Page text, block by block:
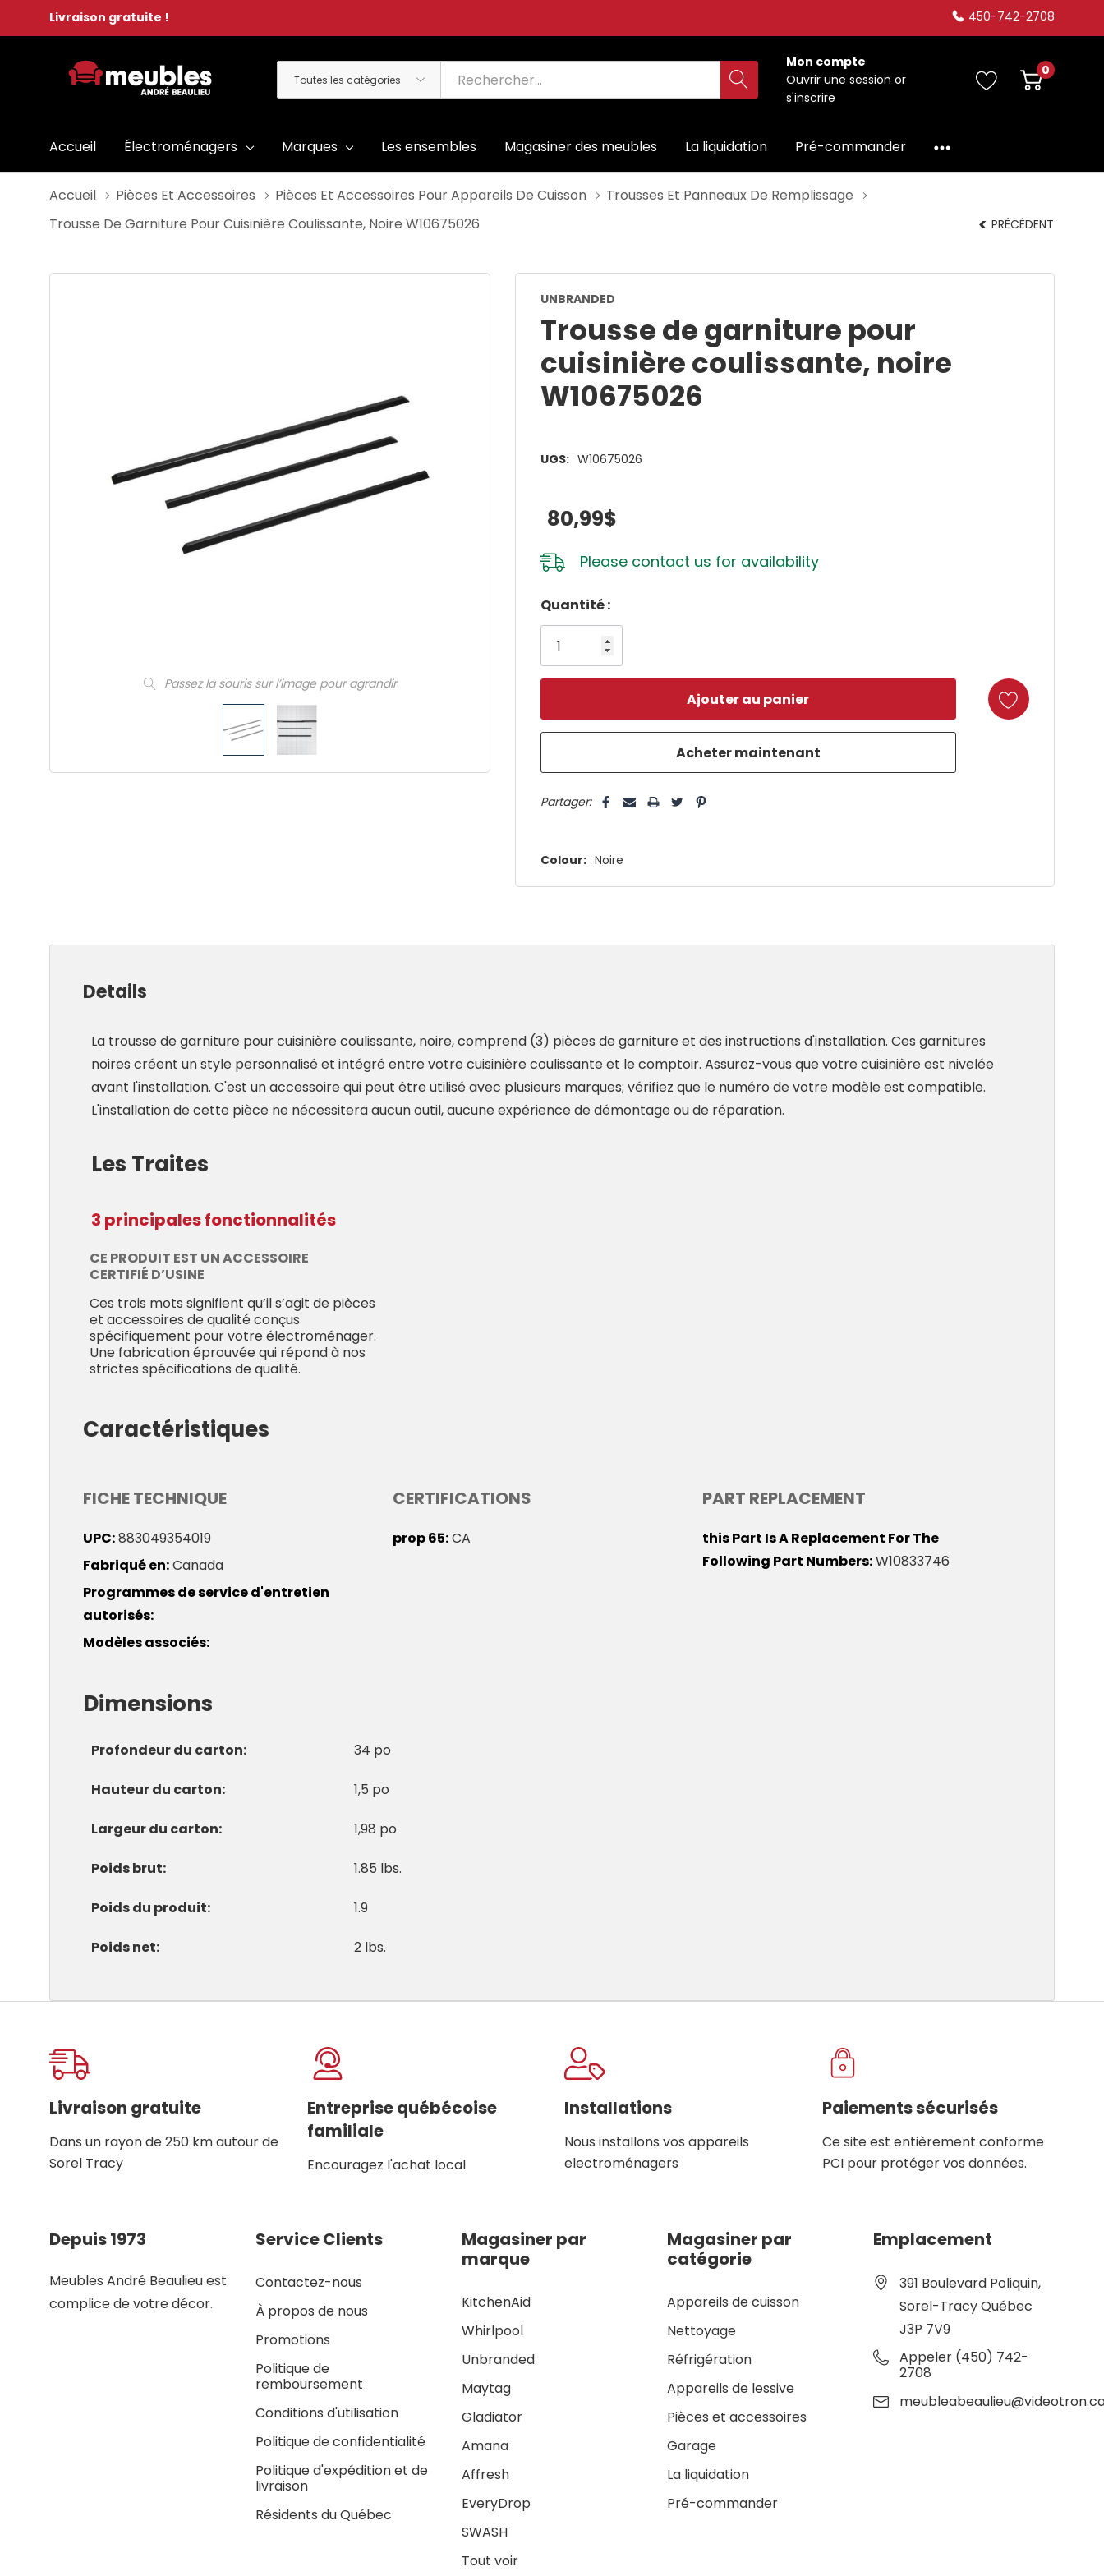
Livraison gratuite ! 450-742-2708
Toutes
les
Rechercher
Mon compte
Ouvrir une session or
s'inscrire
0
Accueil Électroménagers Marques Les ensembles Magasiner des meubles La liquidation Pré-commander
Accueil Pièces Et Accessoires Pièces Et Accessoires Pour Appareils De Cuisson
Trousses Et Panneaux De Remplissage
Trousse De Garniture Pour Cuisinière Coulissante, Noire W10675026
Passez la souris sur l’image pour agrandir
PRÉCÉDENT
UNBRANDED
Trousse de garniture pour
cuisinière coulissante, noire
W10675026
UGS: W10675026
80,99$
Please contact us for availability
Dépêchez-
vous!
plus
Quantité :
Partager:
Colour: Noire
Details
La trousse de garniture pour cuisinière coulissante, noire, comprend (3) pièces de garniture et des instructions d'installation. Ces garnitures
noires créent un style personnalisé et intégré entre votre cuisinière coulissante et le comptoir. Assurez-vous que votre cuisinière est nivelée
avant l'installation. C'est un accessoire qui peut être utilisé avec plusieurs marques; vérifiez que le numéro de votre modèle est compatible.
L'installation de cette pièce ne nécessitera aucun outil, aucune expérience de démontage ou de réparation.
Les Traites
3 principales fonctionnalités
CE PRODUIT EST UN ACCESSOIRE
CERTIFIÉ D’USINE
Ces trois mots signifient qu’il s’agit de pièces
et accessoires de qualité conçus
spécifiquement pour votre électroménager.
Une fabrication éprouvée qui répond à nos
strictes spécifications de qualité.
Caractéristiques
FICHE TECHNIQUE
UPC 883049354019
Fabriqué en Canada
Programmes de service d'entretien
autorisés
Modèles associés
CERTIFICATIONS
prop 65 CA
PART REPLACEMENT
this Part Is A Replacement For The
Following Part Numbers W10833746
Dimensions
Profondeur du carton 34 po
Hauteur du carton 1,5 po
Largeur du carton 1,98 po
Poids brut 1.85 lbs.
Poids du produit 1.9
Poids net 2 lbs.
personnalisé
Livraison gratuite
Dans un rayon de 250 km autour de
Sorel Tracy
Entreprise québécoise
familiale
Encouragez l'achat local
Installations
Nous installons vos appareils
electroménagers
Paiements sécurisés
Ce site est entièrement conforme
PCI pour protéger vos données.
Depuis 1973
Meubles André Beaulieu est
complice de votre décor.
Service Clients
Contactez-nous
À propos de nous
Promotions
Politique de
remboursement
Conditions d'utilisation
Politique de confidentialité
Politique d'expédition et de
livraison
Résidents du Québec
Magasiner par
marque
KitchenAid
Whirlpool
Unbranded
Maytag
Gladiator
Amana
Affresh
EveryDrop
SWASH
Tout voir
Magasiner par
catégorie
Appareils de cuisson
Nettoyage
Réfrigération
Appareils de lessive
Pièces et accessoires
Garage
La liquidation
Pré-commander
Emplacement
391 Boulevard Poliquin,
Sorel-Tracy Québec
J3P 7V9
Appeler (450) 742-
2708